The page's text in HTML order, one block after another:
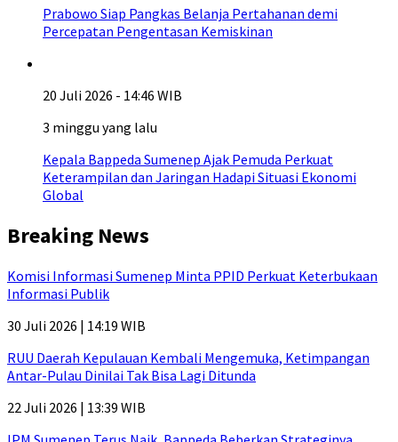
Prabowo Siap Pangkas Belanja Pertahanan demi
Percepatan Pengentasan Kemiskinan
20 Juli 2026 - 14:46 WIB
3 minggu yang lalu
Kepala Bappeda Sumenep Ajak Pemuda Perkuat
Keterampilan dan Jaringan Hadapi Situasi Ekonomi
Global
Breaking News
Komisi Informasi Sumenep Minta PPID Perkuat Keterbukaan
Informasi Publik
30 Juli 2026 | 14:19 WIB
RUU Daerah Kepulauan Kembali Mengemuka, Ketimpangan
Antar-Pulau Dinilai Tak Bisa Lagi Ditunda
22 Juli 2026 | 13:39 WIB